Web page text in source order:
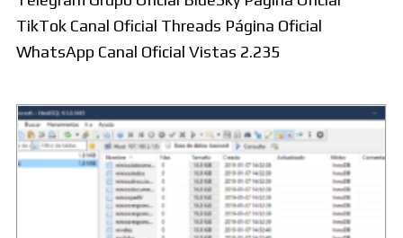
TikTok Canal Oficial Threads Página Oficial
WhatsApp Canal Oficial Vistas 2.235